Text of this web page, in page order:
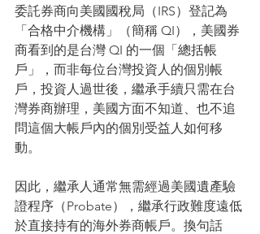
委託券商向美國國稅局（IRS）登記為
「合格中介機構」（簡稱 QI），美國券
商看到的是台灣 QI 的一個「總括帳
戶」，而非每位台灣投資人的個別帳
戶，投資人過世後，繼承手續只需在台
灣券商辦理，美國方面不知道、也不追
問這個大帳戶內的個別受益人如何移
動。
因此，繼承人通常無需經過美國遺產驗
證程序（Probate），繼承行政難度遠低
於直接持有的海外券商帳戶。換句話